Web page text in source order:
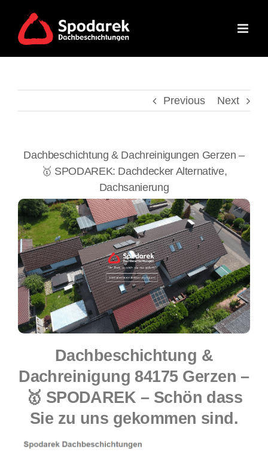
content
Previous Next
Dachbeschichtung & Dachreinigungen Gerzen –
🥇 SPODAREK: Dachdecker Alternative,
Dachsanierung
Dachbeschichtung &
Dachreinigung 84175 Gerzen –
🥇 SPODAREK – Schön dass
Sie zu uns gekommen sind.